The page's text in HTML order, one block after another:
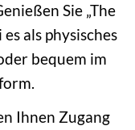
Sie „The
als physisches
bequem im
Ihnen Zugang